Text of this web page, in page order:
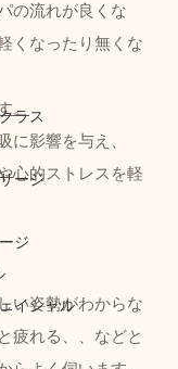
ラス
ージ
ジ
イシャル
の流れが良くな
くなったり無くな
。
に影響を与え、
心的ストレスを軽
い姿勢がわからな
疲れる、、などと